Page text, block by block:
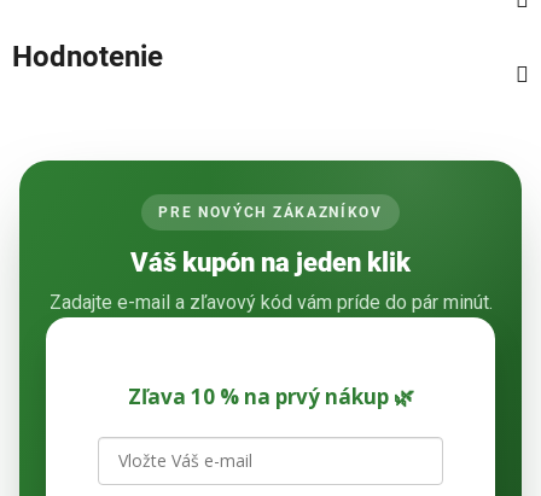
Hodnotenie
PRE NOVÝCH ZÁKAZNÍKOV
Váš kupón na jeden klik
Zadajte e-mail a zľavový kód vám príde do pár minút.
Zľava 10 % na prvý nákup 🌿